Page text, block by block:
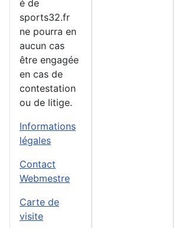
é de
sports32.fr
ne pourra en
aucun cas
être engagée
en cas de
contestation
ou de litige.
Informations
légales
Contact
Webmestre
Carte de
visite